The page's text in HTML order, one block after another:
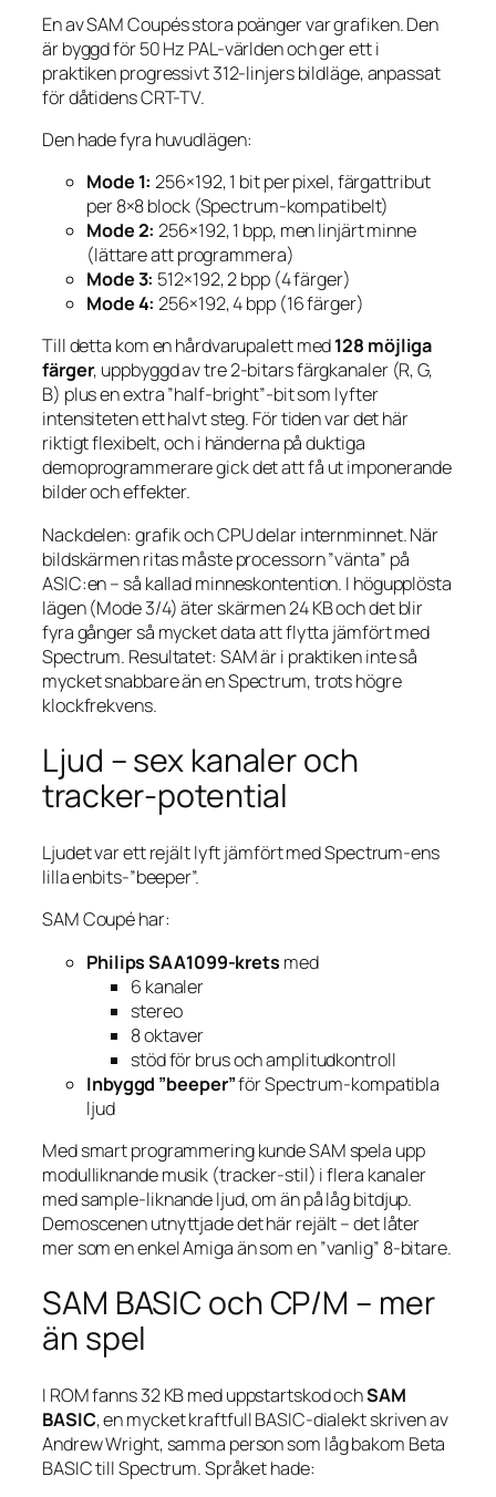
En av SAM Coupés stora poänger var grafiken. Den
är byggd för 50 Hz PAL-världen och ger ett i
praktiken progressivt 312-linjers bildläge, anpassat
för dåtidens CRT-TV.
Den hade fyra huvudlägen:
Mode 1: 256×192, 1 bit per pixel, färgattribut
per 8×8 block (Spectrum-kompatibelt)
Mode 2: 256×192, 1 bpp, men linjärt minne
(lättare att programmera)
Mode 3: 512×192, 2 bpp (4 färger)
Mode 4: 256×192, 4 bpp (16 färger)
Till detta kom en hårdvarupalett med128 möjliga
färger, uppbyggd av tre 2-bitars färgkanaler (R, G,
B) plus en extra ”half-bright”-bit som lyfter
intensiteten ett halvt steg. För tiden var det här
riktigt flexibelt, och i händerna på duktiga
demoprogrammerare gick det att få ut imponerande
bilder och effekter.
Nackdelen: grafik och CPU delar internminnet. När
bildskärmen ritas måste processorn ”vänta” på
ASIC:en – så kallad minneskontention. I högupplösta
lägen (Mode 3/4) äter skärmen 24 KB och det blir
fyra gånger så mycket data att flytta jämfört med
Spectrum. Resultatet: SAM är i praktiken inte så
mycket snabbare än en Spectrum, trots högre
klockfrekvens.
Ljud – sex kanaler och
tracker-potential
Ljudet var ett rejält lyft jämfört med Spectrum-ens
lilla enbits-”beeper”.
SAM Coupé har:
Philips SAA1099-krets med
6 kanaler
stereo
8 oktaver
stöd för brus och amplitudkontroll
Inbyggd ”beeper”för Spectrum-kompatibla
ljud
Med smart programmering kunde SAM spela upp
modulliknande musik (tracker-stil) i flera kanaler
med sample-liknande ljud, om än på låg bitdjup.
Demoscenen utnyttjade det här rejält – det låter
mer som en enkel Amiga än som en ”vanlig” 8-bitare.
SAM BASIC och CP/M – mer
än spel
I ROM fanns 32 KB med uppstarts­kod ochSAM
BASIC, en mycket kraftfull BASIC-dialekt skriven av
Andrew Wright, samma person som låg bakom Beta
BASIC till Spectrum. Språket hade: